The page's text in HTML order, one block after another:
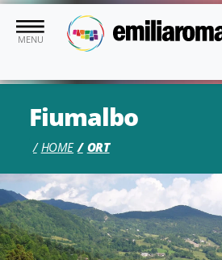
Skip to main content
MENU
Fiumalbo
HOME ORT